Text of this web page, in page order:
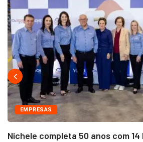
EMPRESAS
Nichele completa 50 anos com 14